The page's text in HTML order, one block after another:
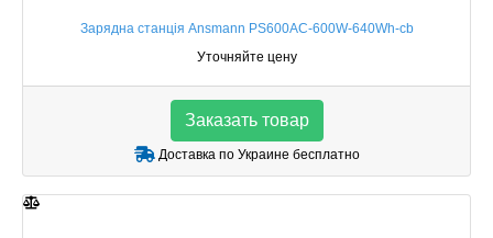
Зарядна станція Ansmann PS600AC-600W-640Wh-cb
Уточняйте цену
Заказать товар
Доставка по Украине бесплатно